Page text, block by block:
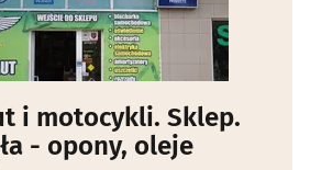
i motocykli. Sklep.
- opony, oleje